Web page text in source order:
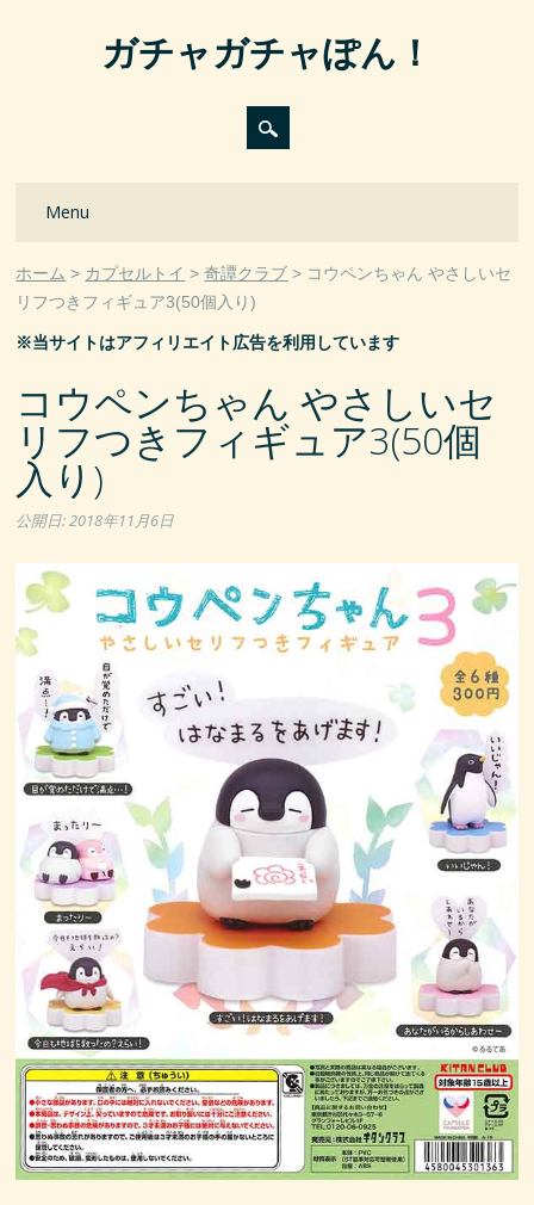
ガチャガチャぽん！
Main menu
Menu
ホーム カプセルトイ 奇譚クラブ
コウペンちゃん やさしいセ
リフつきフィギュア3(50個入り)
※当サイトはアフィリエイト広告を利用しています
コウペンちゃん やさしいセ
リフつきフィギュア3(50個
入り)
公開日:2018年11月6日